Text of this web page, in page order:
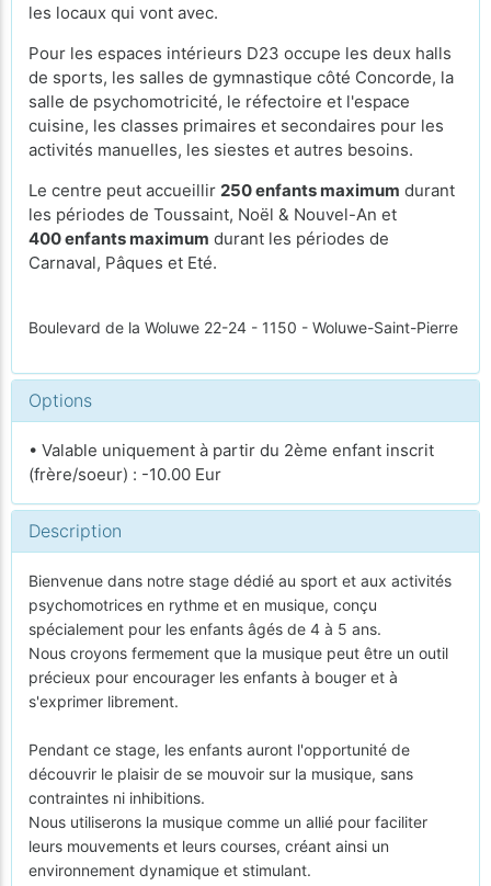
les locaux qui vont avec.
Pour les espaces intérieurs D23 occupe les deux halls
de sports, les salles de gymnastique côté Concorde, la
salle de psychomotricité, le réfectoire et l'espace
cuisine, les classes primaires et secondaires pour les
activités manuelles, les siestes et autres besoins.
Le centre peut accueillir 250 enfants maximum durant
les périodes de Toussaint, Noël & Nouvel-An et
400 enfants maximum durant les périodes de
Carnaval, Pâques et Eté.
Boulevard de la Woluwe 22-24 - 1150 - Woluwe-Saint-Pierre
Options
• Valable uniquement à partir du 2ème enfant inscrit
(frère/soeur) : -10.00 Eur
Description
Bienvenue dans notre stage dédié au sport et aux activités
psychomotrices en rythme et en musique, conçu
spécialement pour les enfants âgés de 4 à 5 ans.
Nous croyons fermement que la musique peut être un outil
précieux pour encourager les enfants à bouger et à
s'exprimer librement.
Pendant ce stage, les enfants auront l'opportunité de
découvrir le plaisir de se mouvoir sur la musique, sans
contraintes ni inhibitions.
Nous utiliserons la musique comme un allié pour faciliter
leurs mouvements et leurs courses, créant ainsi un
environnement dynamique et stimulant.